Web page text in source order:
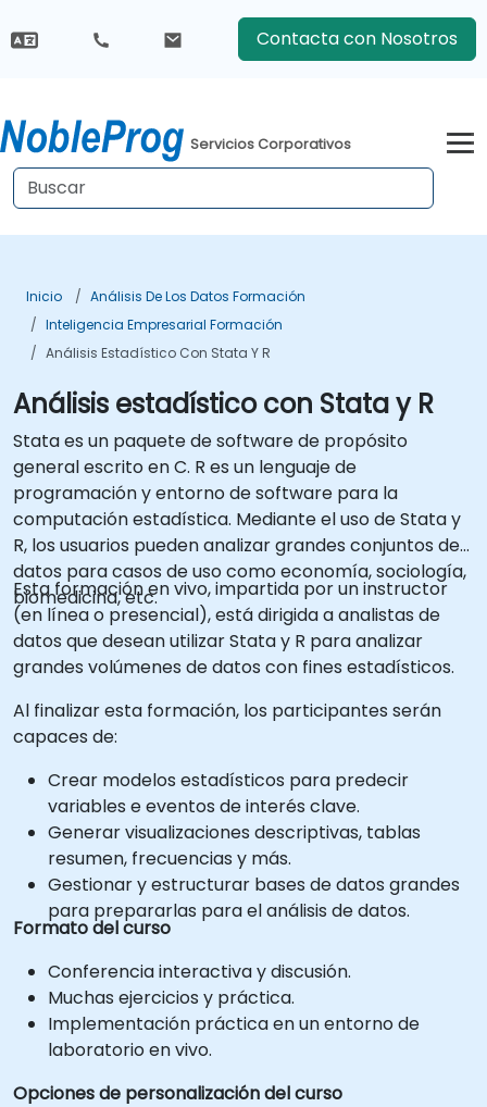
Contacta con Nosotros
Servicios Corporativos
Inicio
Análisis De Los Datos Formación
Inteligencia Empresarial Formación
Análisis Estadístico Con Stata Y R
Análisis estadístico con Stata y R
Stata es un paquete de software de propósito
general escrito en C. R es un lenguaje de
programación y entorno de software para la
computación estadística. Mediante el uso de Stata y
R, los usuarios pueden analizar grandes conjuntos de
datos para casos de uso como economía, sociología,
biomedicina, etc.
Esta formación en vivo, impartida por un instructor
(en línea o presencial), está dirigida a analistas de
datos que desean utilizar Stata y R para analizar
grandes volúmenes de datos con fines estadísticos.
Al finalizar esta formación, los participantes serán
capaces de:
Crear modelos estadísticos para predecir
variables e eventos de interés clave.
Generar visualizaciones descriptivas, tablas
resumen, frecuencias y más.
Gestionar y estructurar bases de datos grandes
para prepararlas para el análisis de datos.
Formato del curso
Conferencia interactiva y discusión.
Muchas ejercicios y práctica.
Implementación práctica en un entorno de
laboratorio en vivo.
Opciones de personalización del curso